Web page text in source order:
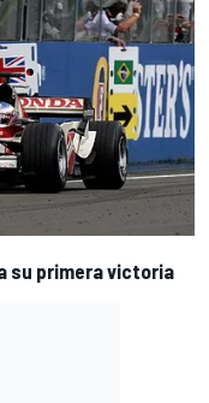
su primera victoria